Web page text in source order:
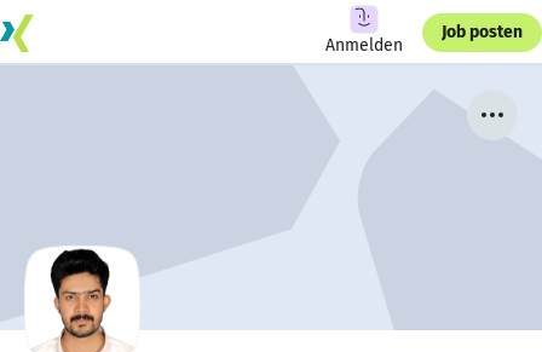
Anmelden
Job posten